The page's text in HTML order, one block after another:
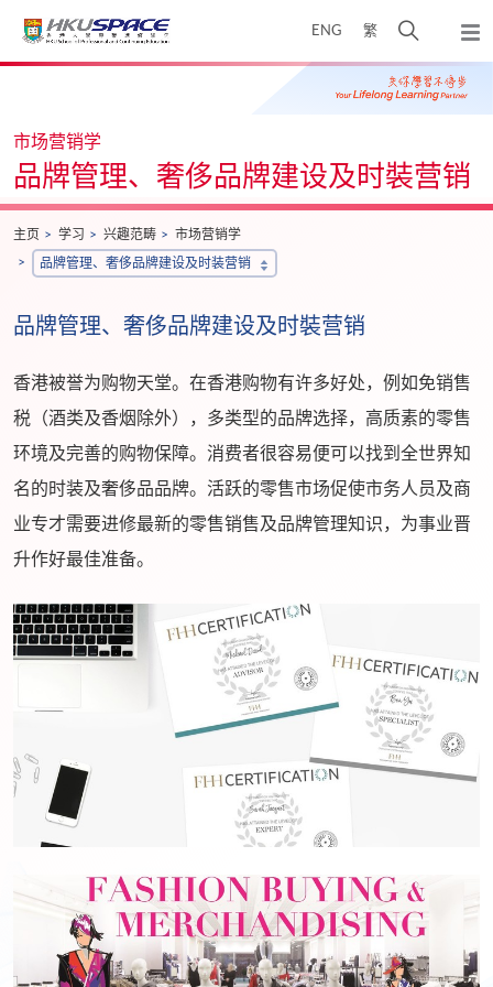
ENG 繁
开
搜
寻
面
弹
出
主
Main
市场营销学
品牌管理、奢侈品牌建设及时裝营销
主页 学习 兴趣范畴
市场营销学
品牌管理、奢侈品牌建设及时装营销
品牌管理、奢侈品牌建设及时裝营销
香港被誉为购物天堂。在香港购物有许多好处，例如免销售
税（酒类及香烟除外），多类型的品牌选择，高质素的零售
环境及完善的购物保障。消费者很容易便可以找到全世界知
名的时装及奢侈品品牌。活跃的零售市场促使市务人员及商
业专才需要进修最新的零售销售及品牌管理知识，为事业晋
升作好最佳准备。